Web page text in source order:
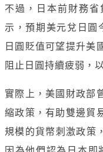
不過，日本前財務
示，預期美元兌日
日圓貶值可望提升美
阻止日圓持續疲弱，
實際上，美國財政部
縮政策，有助雙邊貿
規模的貨幣刺激政策